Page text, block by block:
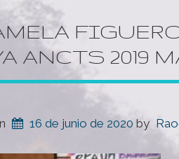
ANCTS 2019
16 de junio de 2020 by